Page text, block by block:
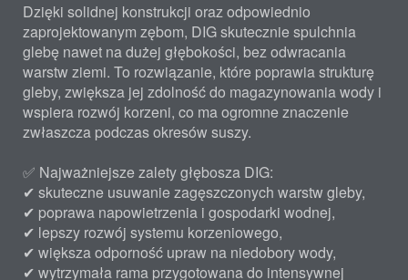
Dzięki solidnej konstrukcji oraz odpowiednio
zaprojektowanym zębom, DIG skutecznie spulchnia
glebę nawet na dużej głębokości, bez odwracania
warstw ziemi. To rozwiązanie, które poprawia strukturę
gleby, zwiększa jej zdolność do magazynowania wody i
wspiera rozwój korzeni, co ma ogromne znaczenie
zwłaszcza podczas okresów suszy.
✅ Najważniejsze zalety głębosza DIG:
✔ skuteczne usuwanie zagęszczonych warstw gleby,
✔ poprawa napowietrzenia i gospodarki wodnej,
✔ lepszy rozwój systemu korzeniowego,
✔ większa odporność upraw na niedobory wody,
✔ wytrzymała rama przygotowana do intensywnej